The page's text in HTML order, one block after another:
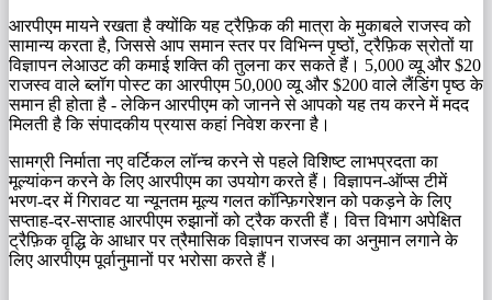
आरपीएम मायने रखता है क्योंकि यह ट्रैफ़िक की मात्रा के मुकाबले राजस्व को
सामान्य करता है, जिससे आप समान स्तर पर विभिन्न पृष्ठों, ट्रैफ़िक स्रोतों या
विज्ञापन लेआउट की कमाई शक्ति की तुलना कर सकते हैं। 5,000 व्यू और $20
राजस्व वाले ब्लॉग पोस्ट का आरपीएम 50,000 व्यू और $200 वाले लैंडिंग पृष्ठ के
समान ही होता है - लेकिन आरपीएम को जानने से आपको यह तय करने में मदद
मिलती है कि संपादकीय प्रयास कहां निवेश करना है।
सामग्री निर्माता नए वर्टिकल लॉन्च करने से पहले विशिष्ट लाभप्रदता का
मूल्यांकन करने के लिए आरपीएम का उपयोग करते हैं। विज्ञापन-ऑप्स टीमें
भरण-दर में गिरावट या न्यूनतम मूल्य गलत कॉन्फ़िगरेशन को पकड़ने के लिए
सप्ताह-दर-सप्ताह आरपीएम रुझानों को ट्रैक करती हैं। वित्त विभाग अपेक्षित
ट्रैफ़िक वृद्धि के आधार पर त्रैमासिक विज्ञापन राजस्व का अनुमान लगाने के
लिए आरपीएम पूर्वानुमानों पर भरोसा करते हैं।